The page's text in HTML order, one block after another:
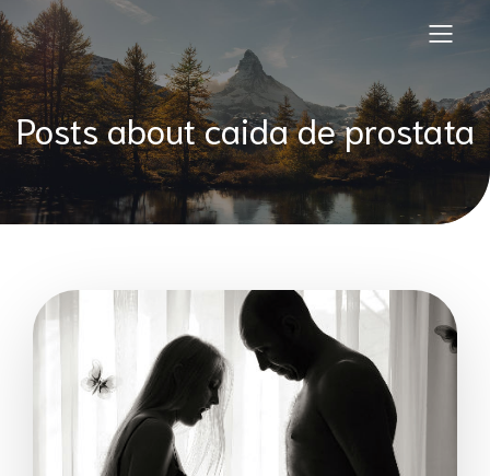
Posts about caida de prostata